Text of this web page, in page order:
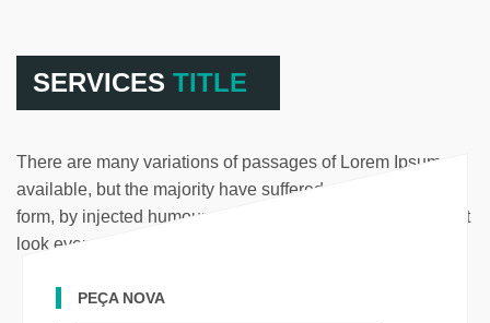
SERVICES TITLE
There are many variations of passages of Lorem Ipsum
available, but the majority have suffered alteration in
form, by injected humour, or randomised words which don’t
look even slightly believable
PEÇA NOVA